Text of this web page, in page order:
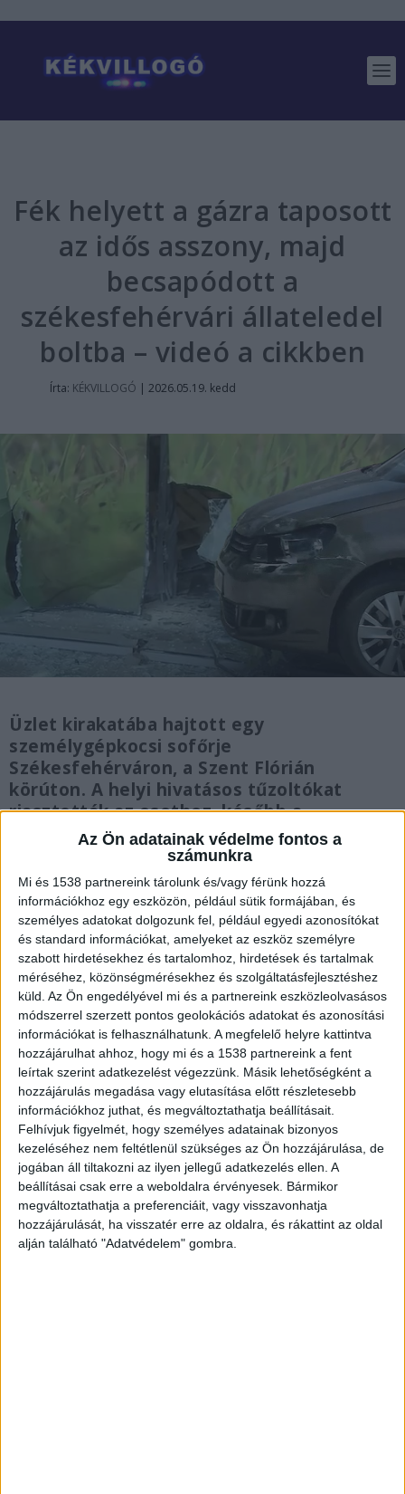
Az Ön adatainak védelme fontos a
számunkra
Mi és 1538 partnereink tárolunk és/vagy férünk hozzá
információkhoz egy eszközön, például sütik formájában, és
személyes adatokat dolgozunk fel, például egyedi azonosítókat
és standard információkat, amelyeket az eszköz személyre
szabott hirdetésekhez és tartalomhoz, hirdetések és tartalmak
méréséhez, közönségmérésekhez és szolgáltatásfejlesztéshez
küld. Az Ön engedélyével mi és a partnereink eszközleolvasásos
módszerrel szerzett pontos geolokációs adatokat és azonosítási
információkat is felhasználhatunk. A megfelelő helyre kattintva
hozzájárulhat ahhoz, hogy mi és a 1538 partnereink a fent
leírtak szerint adatkezelést végezzünk. Másik lehetőségként a
hozzájárulás megadása vagy elutasítása előtt részletesebb
információkhoz juthat, és megváltoztathatja beállításait.
Felhívjuk figyelmét, hogy személyes adatainak bizonyos
kezeléséhez nem feltétlenül szükséges az Ön hozzájárulása, de
jogában áll tiltakozni az ilyen jellegű adatkezelés ellen. A
beállításai csak erre a weboldalra érvényesek. Bármikor
megváltoztathatja a preferenciáit, vagy visszavonhatja
hozzájárulását, ha visszatér erre az oldalra, és rákattint az oldal
alján található "Adatvédelem" gombra.
Fék helyett a gázra taposott
az idős asszony, majd
becsapódott a
székesfehérvári állateledel
boltba – videó a cikkben
Írta: KÉKVILLOGÓ | 2026.05.19. kedd
Üzlet kirakatába hajtott egy
személygépkocsi sofőrje
Székesfehérváron, a Szent Flórián
körúton. A helyi hivatásos tűzoltókat
riasztották az esethez, később a
társhatóság is a helyszínre érkeztek. A
balesetben senki sem sérült. Az érintett
útszakaszon, a munkálatok idejére
forgalmi akadály volt érvényben. Helyszíni
videó a cikk végén.
Behajtott a boltba az autó
Személygépkocsi hajtott be egy üzlet kirakatába
kedden délelőtt Székesfehérváron, a Szent
Flórián körúton. A balesetben az elsődleges
információk szerint senki sem sérült meg, de az
autó és a törmelék egyaránt forgalmi akadályt
képzett – írja a helyszíni információk alapján
azfmc.hu.